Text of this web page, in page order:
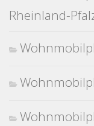
Rheinland-